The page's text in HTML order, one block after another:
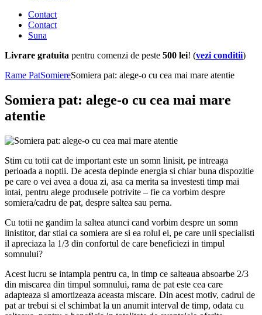
Contact
Contact
Suna
Livrare gratuita pentru comenzi de peste 500 lei! (vezi conditii)
Rame PatSomiereSomiera pat: alege-o cu cea mai mare atentie
Somiera pat: alege-o cu cea mai mare
atentie
Stim cu totii cat de important este un somn linisit, pe intreaga
perioada a noptii. De acesta depinde energia si chiar buna dispozitie
pe care o vei avea a doua zi, asa ca merita sa investesti timp mai
intai, pentru alege produsele potrivite – fie ca vorbim despre
somiera/cadru de pat, despre saltea sau perna.
Cu totii ne gandim la saltea atunci cand vorbim despre un somn
linistitor, dar stiai ca somiera are si ea rolul ei, pe care unii specialisti
il apreciaza la 1/3 din confortul de care beneficiezi in timpul
somnului?
Acest lucru se intampla pentru ca, in timp ce salteaua absoarbe 2/3
din miscarea din timpul somnului, rama de pat este cea care
adapteaza si amortizeaza aceasta miscare. Din acest motiv, cadrul de
pat ar trebui si el schimbat la un anumit interval de timp, odata cu